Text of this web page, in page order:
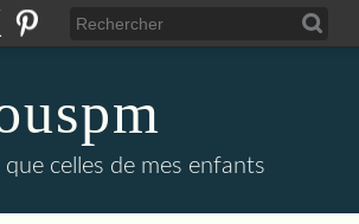
celles de mes enfants